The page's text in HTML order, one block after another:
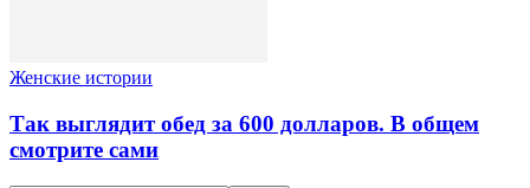
Женские истории
Так выглядит обед за 600 долларов. В общем
смотрите сами